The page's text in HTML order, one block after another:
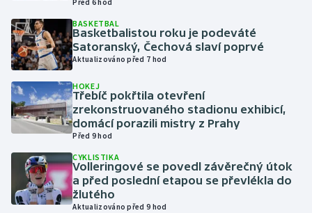
Lyže a snowboard
Moderní pětiboj
Motorsport
Olympijské hry
Parasport
Plavání
BASKETBAL
Basketbalistou roku je podeváté
Satoranský, Čechová slaví poprvé
Aktualizováno před 7 hod
HOKEJ
Třebíč pokřtila otevření
zrekonstruovaného stadionu exhibicí,
domácí porazili mistry z Prahy
Před 9 hod
CYKLISTIKA
Volleringové se povedl závěrečný útok
a před poslední etapou se převlékla do
žlutého
Aktualizováno před 9 hod